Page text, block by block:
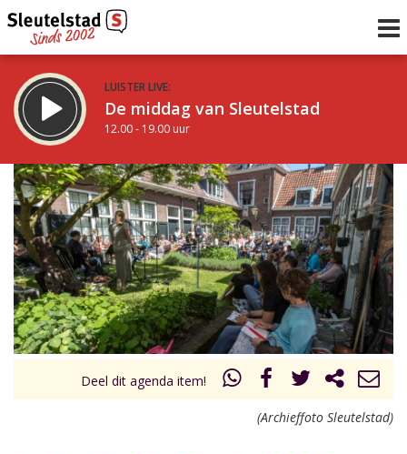
LUISTER LIVE:
De middag van Sleutelstad
12.00 - 19.00 uur
STRAKS:
De avond van Sleutelstad
19.00 - 22.00 uur
Vorig uur
uur 1 van 0 Volgend uur
Inklappen
Deel dit agenda item!
(Archieffoto Sleutelstad)